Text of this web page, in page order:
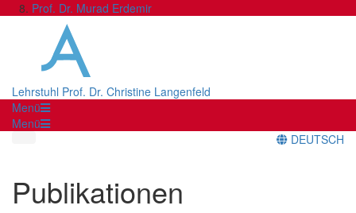
Prof. Dr. Murad Erdemir
Lehrstuhl Prof. Dr. Christine Langenfeld
Menü
Menü
DEUTSCH
Publikationen